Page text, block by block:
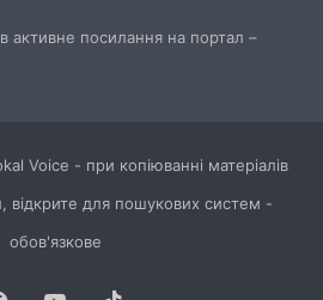
активне посилання на портал –
Voice - при копіюванні матеріалів
відкрите для пошукових систем -
обов'язкове